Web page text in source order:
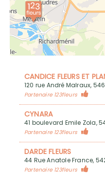
CANDICE FLEURS ET
120 rue André Malraux,
Partenaire 123fleurs
CYNARA
41 boulevard Emile Zola,
Partenaire 123fleurs
DARDE FLEURS
44 Rue Anatole France,
Partenaire 123fleurs